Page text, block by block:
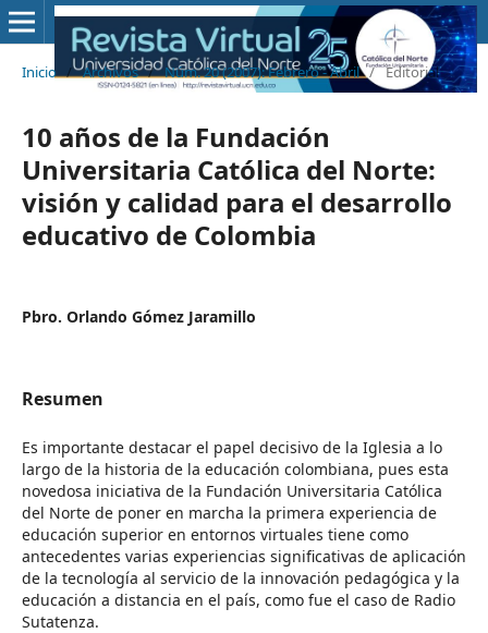
Inicio / Archivos / Núm. 20 (2007): Febrero - Abril / Editorial
10 años de la Fundación
Universitaria Católica del Norte:
visión y calidad para el desarrollo
educativo de Colombia
Pbro. Orlando Gómez Jaramillo
Resumen
Es importante destacar el papel decisivo de la Iglesia a lo
largo de la historia de la educación colombiana, pues esta
novedosa iniciativa de la Fundación Universitaria Católica
del Norte de poner en marcha la primera experiencia de
educación superior en entornos virtuales tiene como
antecedentes varias experiencias significativas de aplicación
de la tecnología al servicio de la innovación pedagógica y la
educación a distancia en el país, como fue el caso de Radio
Sutatenza.